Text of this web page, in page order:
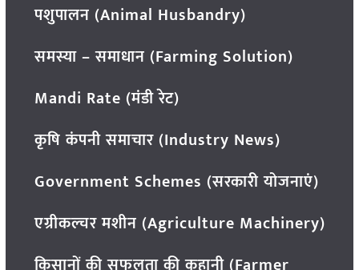
पशुपालन (Animal Husbandry)
समस्या – समाधान (Farming Solution)
Mandi Rate (मंडी रेट)
कृषि कंपनी समाचार (Industry News)
Government Schemes (सरकारी योजनाएं)
एग्रीकल्चर मशीन (Agriculture Machinery)